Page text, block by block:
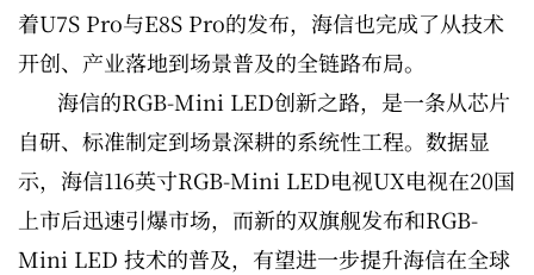
着U7S Pro与E8S Pro的发布，海信也完成了从技术
开创、产业落地到场景普及的全链路布局。
海信的RGB-Mini LED创新之路，是一条从芯片
自研、标准制定到场景深耕的系统性工程。数据显
示，海信116英寸RGB-Mini LED电视UX电视在20国
上市后迅速引爆市场，而新的双旗舰发布和RGB-
Mini LED 技术的普及，有望进一步提升海信在全球